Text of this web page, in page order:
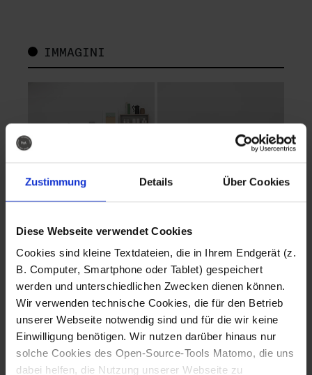
Zustimmung Details Über Cookies
Diese Webseite verwendet Cookies
Cookies sind kleine Textdateien, die in Ihrem Endgerät (z.
B. Computer, Smartphone oder Tablet) gespeichert
werden und unterschiedlichen Zwecken dienen können.
Wir verwenden technische Cookies, die für den Betrieb
unserer Webseite notwendig sind und für die wir keine
Einwilligung benötigen. Wir nutzen darüber hinaus nur
solche Cookies des Open-Source-Tools Matomo, die uns
dabei helfen, die Nutzung unserer Webseite zu
IMMAGINI
Fotografo: Lorenz
Sternbach
Download
Fotografo: Lorenz
Sternbach
Download